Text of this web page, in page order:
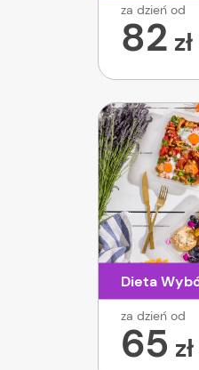
za dzień od
82 zł
Dieta
za dzień od
65 zł